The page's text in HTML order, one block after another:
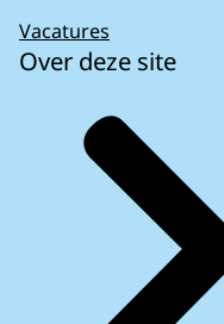
Vacatures
Over deze site